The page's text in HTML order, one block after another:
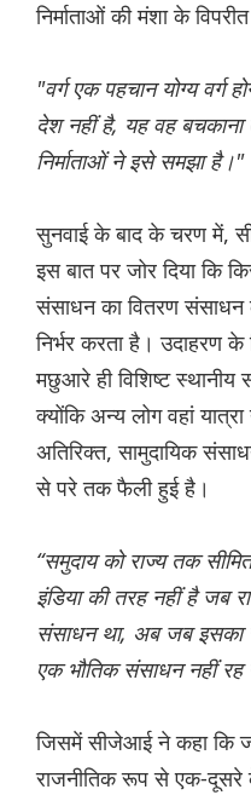
निर्माताओं की मंशा के
"वर्ग एक पहचान योग्य वर्ग
देश नहीं है, यह वह बचकाना
निर्माताओं ने इसे समझा है।"
सुनवाई के बाद के चरण में,
इस बात पर जोर दिया कि
संसाधन का वितरण
निर्भर करता है। उदाहरण
मछुआरे ही विशिष्ट स्थानीय
क्योंकि अन्य लोग वहां
अतिरिक्त, सामुदायिक
से परे तक फैली हुई है।
“समुदाय को राज्य तक
इंडिया की तरह नहीं है जब
संसाधन था, अब जब इसका
एक भौतिक संसाधन नहीं रह
जिसमें सीजेआई ने कहा कि
राजनीतिक रूप से एक-दूसरे